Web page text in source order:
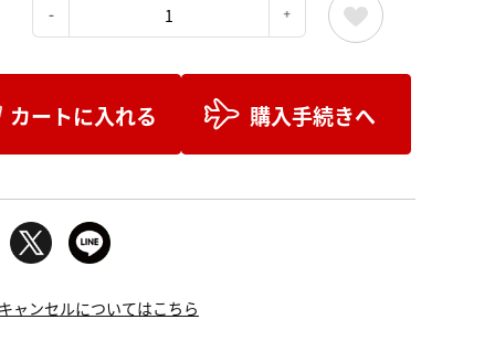
カートに入れる 購入手続きへ
ャンセルについてはこちら